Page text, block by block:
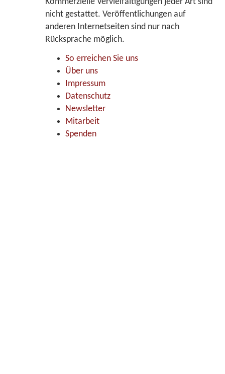
nicht gestattet. Veröffentlichungen auf
anderen Internetseiten sind nur nach
Rücksprache möglich.
So erreichen Sie uns
Über uns
Impressum
Datenschutz
Newsletter
Mitarbeit
Spenden